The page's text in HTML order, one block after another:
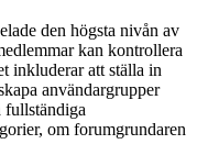
den högsta nivån av
kan kontrollera
inkluderar att ställa in
användargrupper
fullständiga
om forumgrundaren